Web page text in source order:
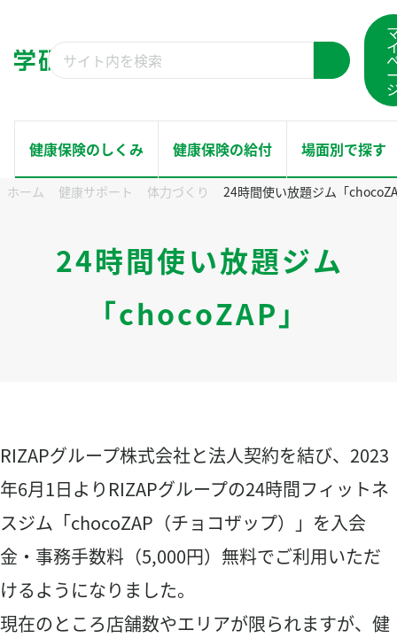
キ
健康保険のしくみ 健康保険の給付 場面別で探す
検
索
検
24時間使い放題ジム
「chocoZAP」
ホーム 健康サポート 体力づくり 24時間使い放題ジム「
RIZAPグループ株式会社と法人契約を結び、2023
年6月1日よりRIZAPグループの24時間フィットネ
スジム「chocoZAP（チョコザップ）」を入会
金・事務手数料（5,000円）無料でご利用いただ
けるようになりました。
現在のところ店舗数やエリアが限られますが、健
ホーム
健康保険のしくみ
場面別で探す
食事管理アプリ「あすけん」
保養施設の利用
申請書ダウンロード
お問い合わせ
よくある質問